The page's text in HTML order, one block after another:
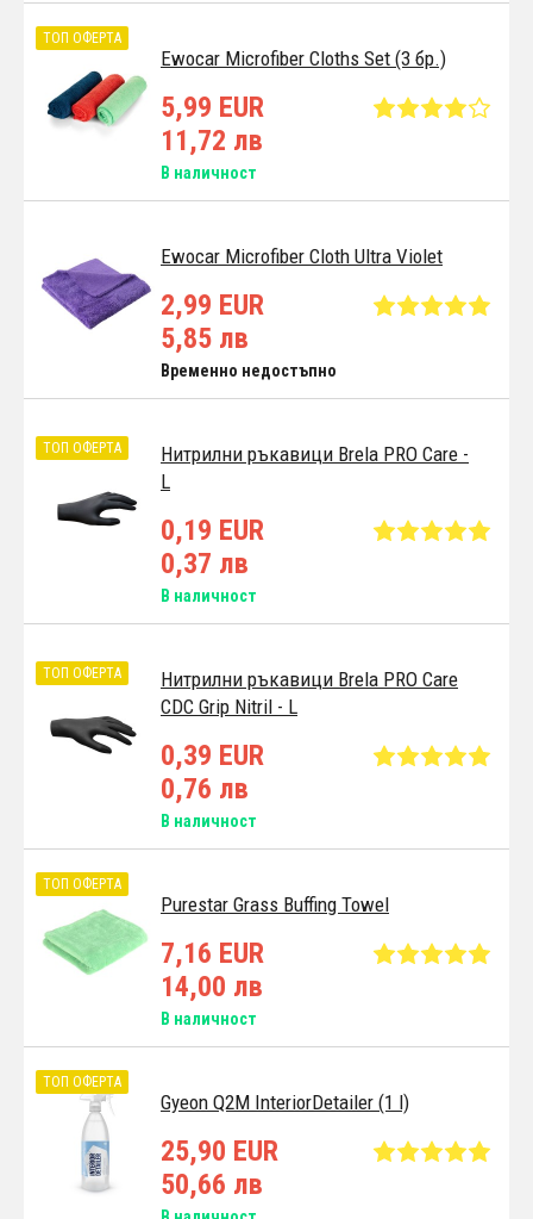
Ewocar Microfiber Cloths Set (3 бр.)
ТОП ОФЕРТА
5,99 EUR
11,72 лв
В наличност
Ewocar Microfiber Cloth Ultra Violet
2,99 EUR
5,85 лв
Временно недостъпно
Нитрилни ръкавици Brela PRO Care -
L
ТОП ОФЕРТА
0,19 EUR
0,37 лв
В наличност
Нитрилни ръкавици Brela PRO Care
CDC Grip Nitril - L
ТОП ОФЕРТА
0,39 EUR
0,76 лв
В наличност
Purestar Grass Buffing Towel
ТОП ОФЕРТА
7,16 EUR
14,00 лв
В наличност
Gyeon Q2M InteriorDetailer (1 l)
ТОП ОФЕРТА
25,90 EUR
50,66 лв